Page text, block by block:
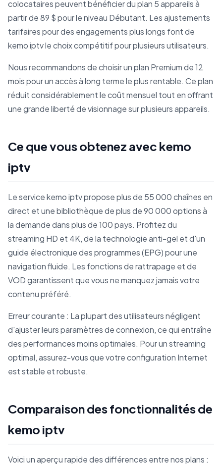
colocataires peuvent bénéficier du plan 5 appareils à
partir de 89 $ pour le niveau Débutant. Les ajustements
tarifaires pour des engagements plus longs font de
kemo iptv le choix compétitif pour plusieurs utilisateurs.
Nous recommandons de choisir un plan Premium de 12
mois pour un accès à long terme le plus rentable. Ce plan
réduit considérablement le coût mensuel tout en offrant
une grande liberté de visionnage sur plusieurs appareils.
Ce que vous obtenez avec kemo
iptv
Le service kemo iptv propose plus de 55 000 chaînes en
direct et une bibliothèque de plus de 90 000 options à
la demande dans plus de 100 pays. Profitez du
streaming HD et 4K, de la technologie anti-gel et d'un
guide électronique des programmes (EPG) pour une
navigation fluide. Les fonctions de rattrapage et de
VOD garantissent que vous ne manquez jamais votre
contenu préféré.
Erreur courante : La plupart des utilisateurs négligent
d'ajuster leurs paramètres de connexion, ce qui entraîne
des performances moins optimales. Pour un streaming
optimal, assurez-vous que votre configuration Internet
est stable et robuste.
Comparaison des fonctionnalités de
kemo iptv
Voici un aperçu rapide des différences entre nos plans :